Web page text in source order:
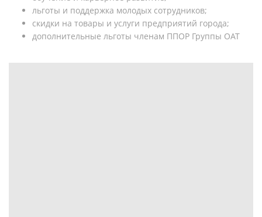
льготы и поддержка молодых сотрудников;
скидки на товары и услуги предприятий города;
дополнительные льготы членам ППОР Группы ОАТ